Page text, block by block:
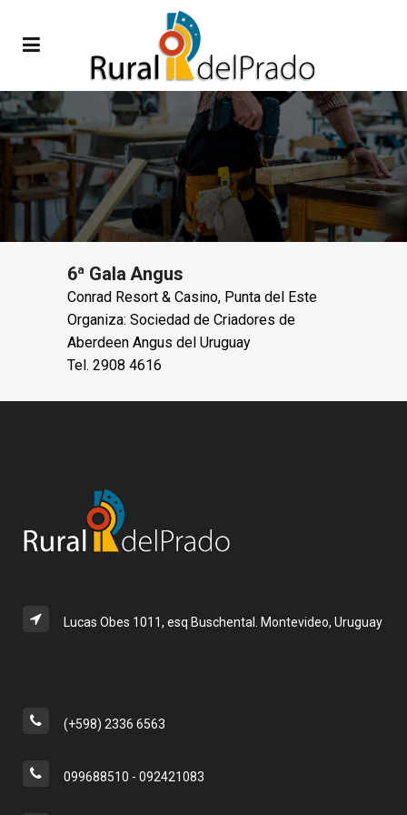
6ª Gala Angus
Conrad Resort & Casino, Punta del Este
Organiza: Sociedad de Criadores de
Aberdeen Angus del Uruguay
Tel. 2908 4616
Lucas Obes 1011, esq Buschental. Montevideo, Uruguay
(+598) 2336 6563
099688510 - 092421083